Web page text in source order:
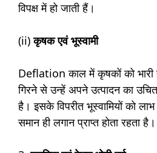
विपक्ष में हो जाती हैं।
(ii)कृषक एवं भूस्वामी
Deflation काल में कृषकों को भारी
गिरने से उन्हें अपने उत्पादन का उचित
है। इसके विपरीत भूस्वामियों को लाभ
समान ही लगान प्राप्त होता रहता है।